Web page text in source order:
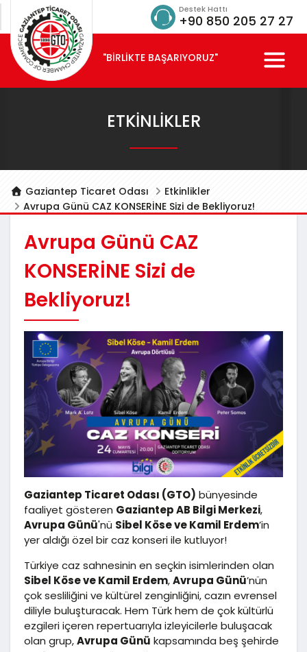
Destek Hattı
+90 850 205 27 27
"BİRLİKTE BAŞARIYORUZ"
ETKINLIKLER
Gaziantep Ticaret Odası
Etkinlikler
Avrupa Günü CAZ KONSERİNE Sizi de Bekliyoruz!
Avrupa Günü CAZ
KONSERİNE Sizi de
Bekliyoruz!
Gaziantep Ticaret Odası (GTO) bünyesinde
faaliyet gösteren Gaziantep AB Bilgi Merkezi,
Avrupa Günü'nü Sibel Köse ve Kamil Erdem’in
yer aldığı özel bir caz konseri ile kutluyor!
Türkiye caz sahnesinin en seçkin isimlerinden olan
Sibel Köse ve Kamil Erdem,Avrupa Günü’nün
çok sesliliğini ve kültürel zenginliğini, cazın evrensel
diliyle buluşturacak. Hem Türk hem de çok kültürlü
ezgileri içeren repertuarıyla izleyicilerle buluşacak
olan grup,Avrupa Günü kapsamında beş şehirde